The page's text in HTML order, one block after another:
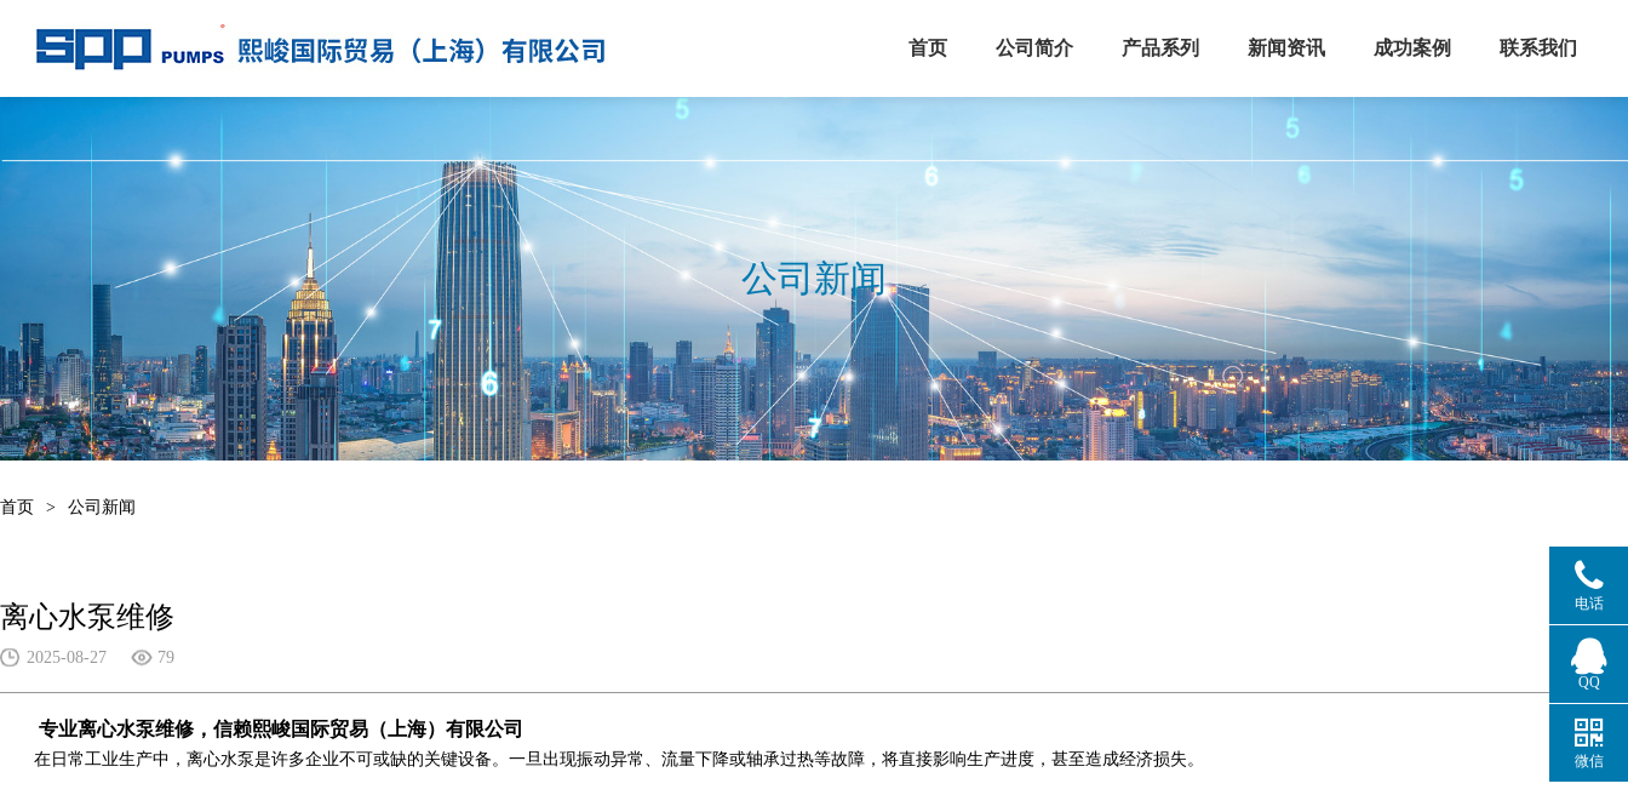
首页 公司简介 产品系列 新闻资讯 成功案例 联系我们
公司新闻
首页 > 公司新闻
离心水泵维修
2025-08-27 79
专业离心水泵维修，信赖熙峻国际贸易（上海）有限公司
在日常工业生产中，离心水泵是许多企业不可或缺的关键设备。一旦出现振动异常、流量下降或轴承过热等故障，将直接影响生产进度，甚至造成经济损失。
电话
QQ
微信